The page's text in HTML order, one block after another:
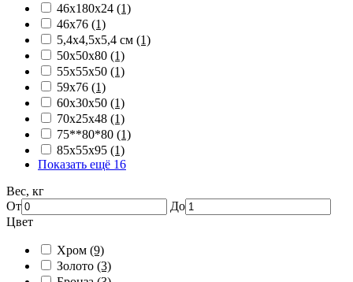
46х180х24 (1)
46х76 (1)
5,4x4,5x5,4 см (1)
50х50х80 (1)
55х55х50 (1)
59х76 (1)
60х30х50 (1)
70х25х48 (1)
75**80*80 (1)
85х55х95 (1)
Показать ещё 16
Вес, кг
От
До
Цвет
Хром (9)
Золото (3)